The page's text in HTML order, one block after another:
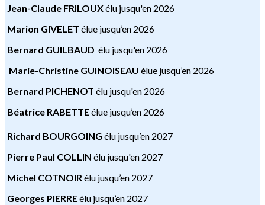
Jean-Claude FRILOUXélu jusqu'en 2026
Marion GIVELET élue jusqu’en 2026
Bernard GUILBAUD élu jusqu'en 2026
Marie-Christine GUINOISEAU élue jusqu’en 2026
Bernard PICHENOT élu jusqu'en 2026
Béatrice RABETTEélue jusqu’en 2026
Richard BOURGOING élu jusqu’en 2027
Pierre Paul COLLIN élu jusqu'en 2027
Michel COTNOIRélu jusqu’en 2027
Georges PIERREélu jusqu’en 2027